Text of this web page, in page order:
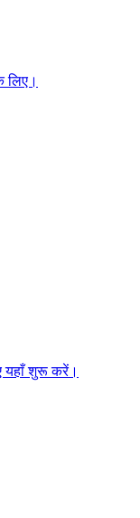
लिए।
यहाँ शुरू करें।